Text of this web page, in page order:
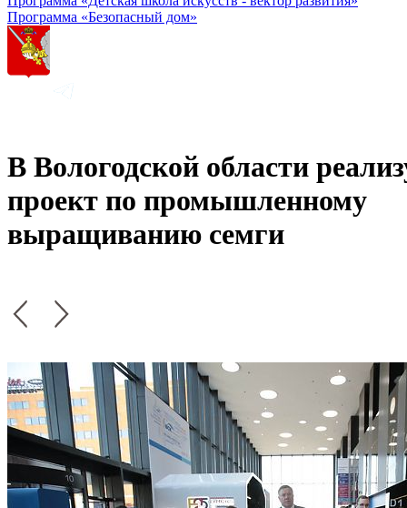
Программа «Безопасный дом»
В Вологодской области
проект по промышленному
выращиванию семги